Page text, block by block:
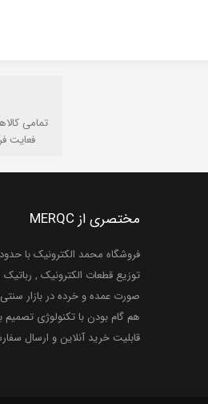
تمامی
فعایت
مختصری از MERQC
فروشگاه محمد الکترونیک با
توزیع قطعات الکترونیک , رباتیک
صورت عمده و خرده در بازار
هم گام بودن با تکنولوژی تصمیم
قابلیت خرید آنلاین و ارسال